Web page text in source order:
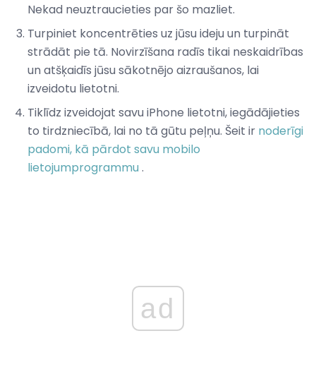
Nekad neuztraucieties par šo mazliet.
Turpiniet koncentrēties uz jūsu ideju un turpināt
strādāt pie tā. Novirzīšana radīs tikai neskaidrības
un atšķaidīs jūsu sākotnējo aizraušanos, lai
izveidotu lietotni.
Tiklīdz izveidojat savu iPhone lietotni, iegādājieties
to tirdzniecībā, lai no tā gūtu peļņu. Šeit ir noderīgi
padomi, kā pārdot savu mobilo
lietojumprogrammu.
ad